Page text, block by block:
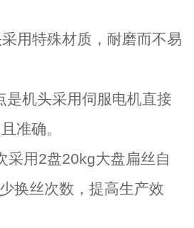
用特殊材质，耐磨而不易
是机头采用伺服电机直接
准确。
采用2盘20kg大盘扁丝自
换丝次数，提高生产效